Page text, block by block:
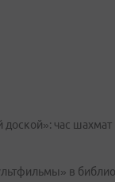
доской»: час
в